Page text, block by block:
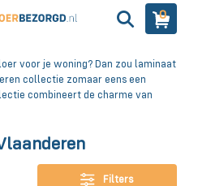
0
voor je woning? Dan zou laminaat
collectie zomaar eens een
combineert de charme van
vloertechnologie. De
Lees meer over de
jou!
Filters